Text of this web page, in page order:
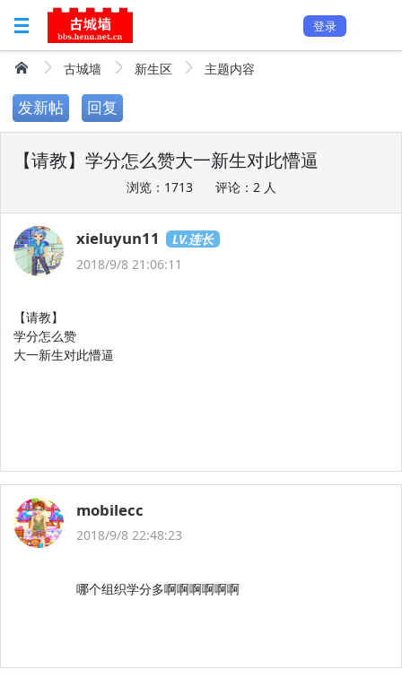
登录
古城墙 新生区 主题内容
发新帖 回复
【请教】学分怎么赞大一新生对此懵逼
浏览：1713 评论：2 人
xieluyun11
LV.连长
2018/9/8 21:06:11
【请教】
学分怎么赞
大一新生对此懵逼
mobilecc
2018/9/8 22:48:23
哪个组织学分多啊啊啊啊啊啊